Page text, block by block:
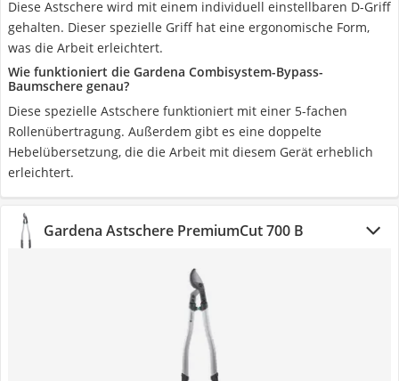
Diese Astschere wird mit einem individuell einstellbaren D-Griff
gehalten. Dieser spezielle Griff hat eine ergonomische Form,
was die Arbeit erleichtert.
Wie funktioniert die Gardena Combisystem-Bypass-
Baumschere genau?
Diese spezielle Astschere funktioniert mit einer 5-fachen
Rollenübertragung. Außerdem gibt es eine doppelte
Hebelübersetzung, die die Arbeit mit diesem Gerät erheblich
erleichtert.
Gardena Astschere PremiumCut 700 B